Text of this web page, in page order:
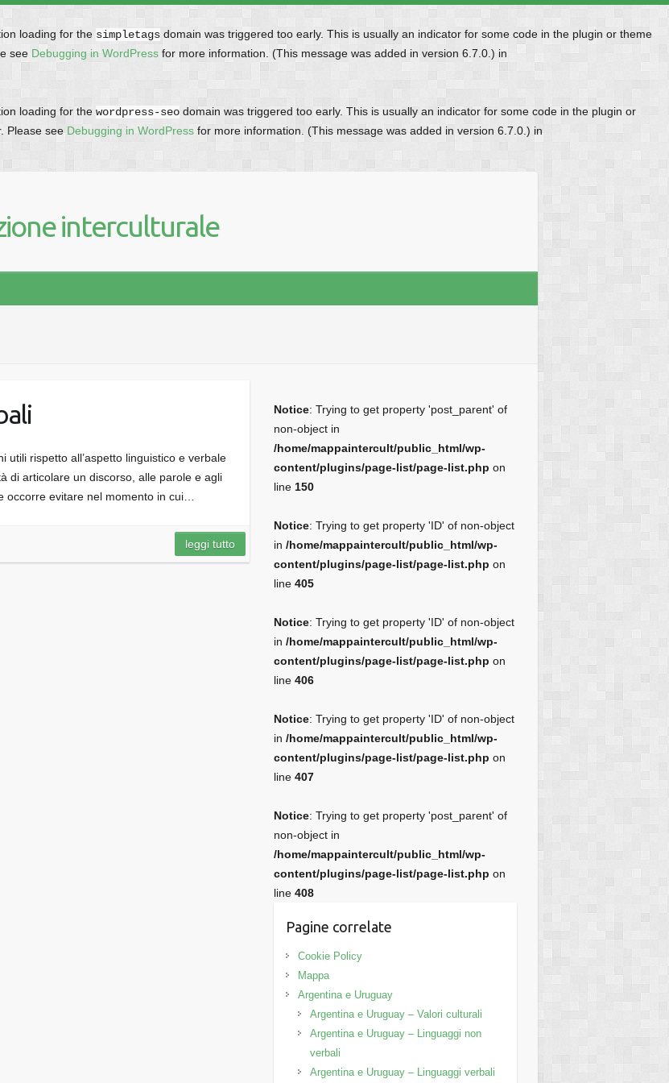
loading for the simpletags domain was triggered too early. This is usually an indicator for some code in the plugin or theme
see Debugging in WordPress for more information. (This message was added in version 6.7.0.) in
loading for the wordpress-seo domain was triggered too early. This is usually an indicator for some code in the plugin or
Please seeDebugging in WordPress for more information. (This message was added in version 6.7.0.) in
interculturale
rispetto all’aspetto linguistico e verbale
di articolare un discorso, alle parole e agli
occorre evitare nel momento in cui…
leggi tutto
Notice: Trying to get property 'post_parent' of
non-object in
/home/mappaintercult/public_html/wp-
content/plugins/page-list/page-list.php on
line 150
Notice: Trying to get property 'ID' of non-object
in /home/mappaintercult/public_html/wp-
content/plugins/page-list/page-list.php on
line 405
Notice: Trying to get property 'ID' of non-object
in /home/mappaintercult/public_html/wp-
content/plugins/page-list/page-list.php on
line 406
Notice: Trying to get property 'ID' of non-object
in /home/mappaintercult/public_html/wp-
content/plugins/page-list/page-list.php on
line 407
Notice: Trying to get property 'post_parent' of
non-object in
/home/mappaintercult/public_html/wp-
content/plugins/page-list/page-list.php on
line 408
Pagine correlate
Cookie Policy
Mappa
Argentina e Uruguay
Argentina e Uruguay – Valori culturali
Argentina e Uruguay – Linguaggi non
verbali
Argentina e Uruguay – Linguaggi verbali